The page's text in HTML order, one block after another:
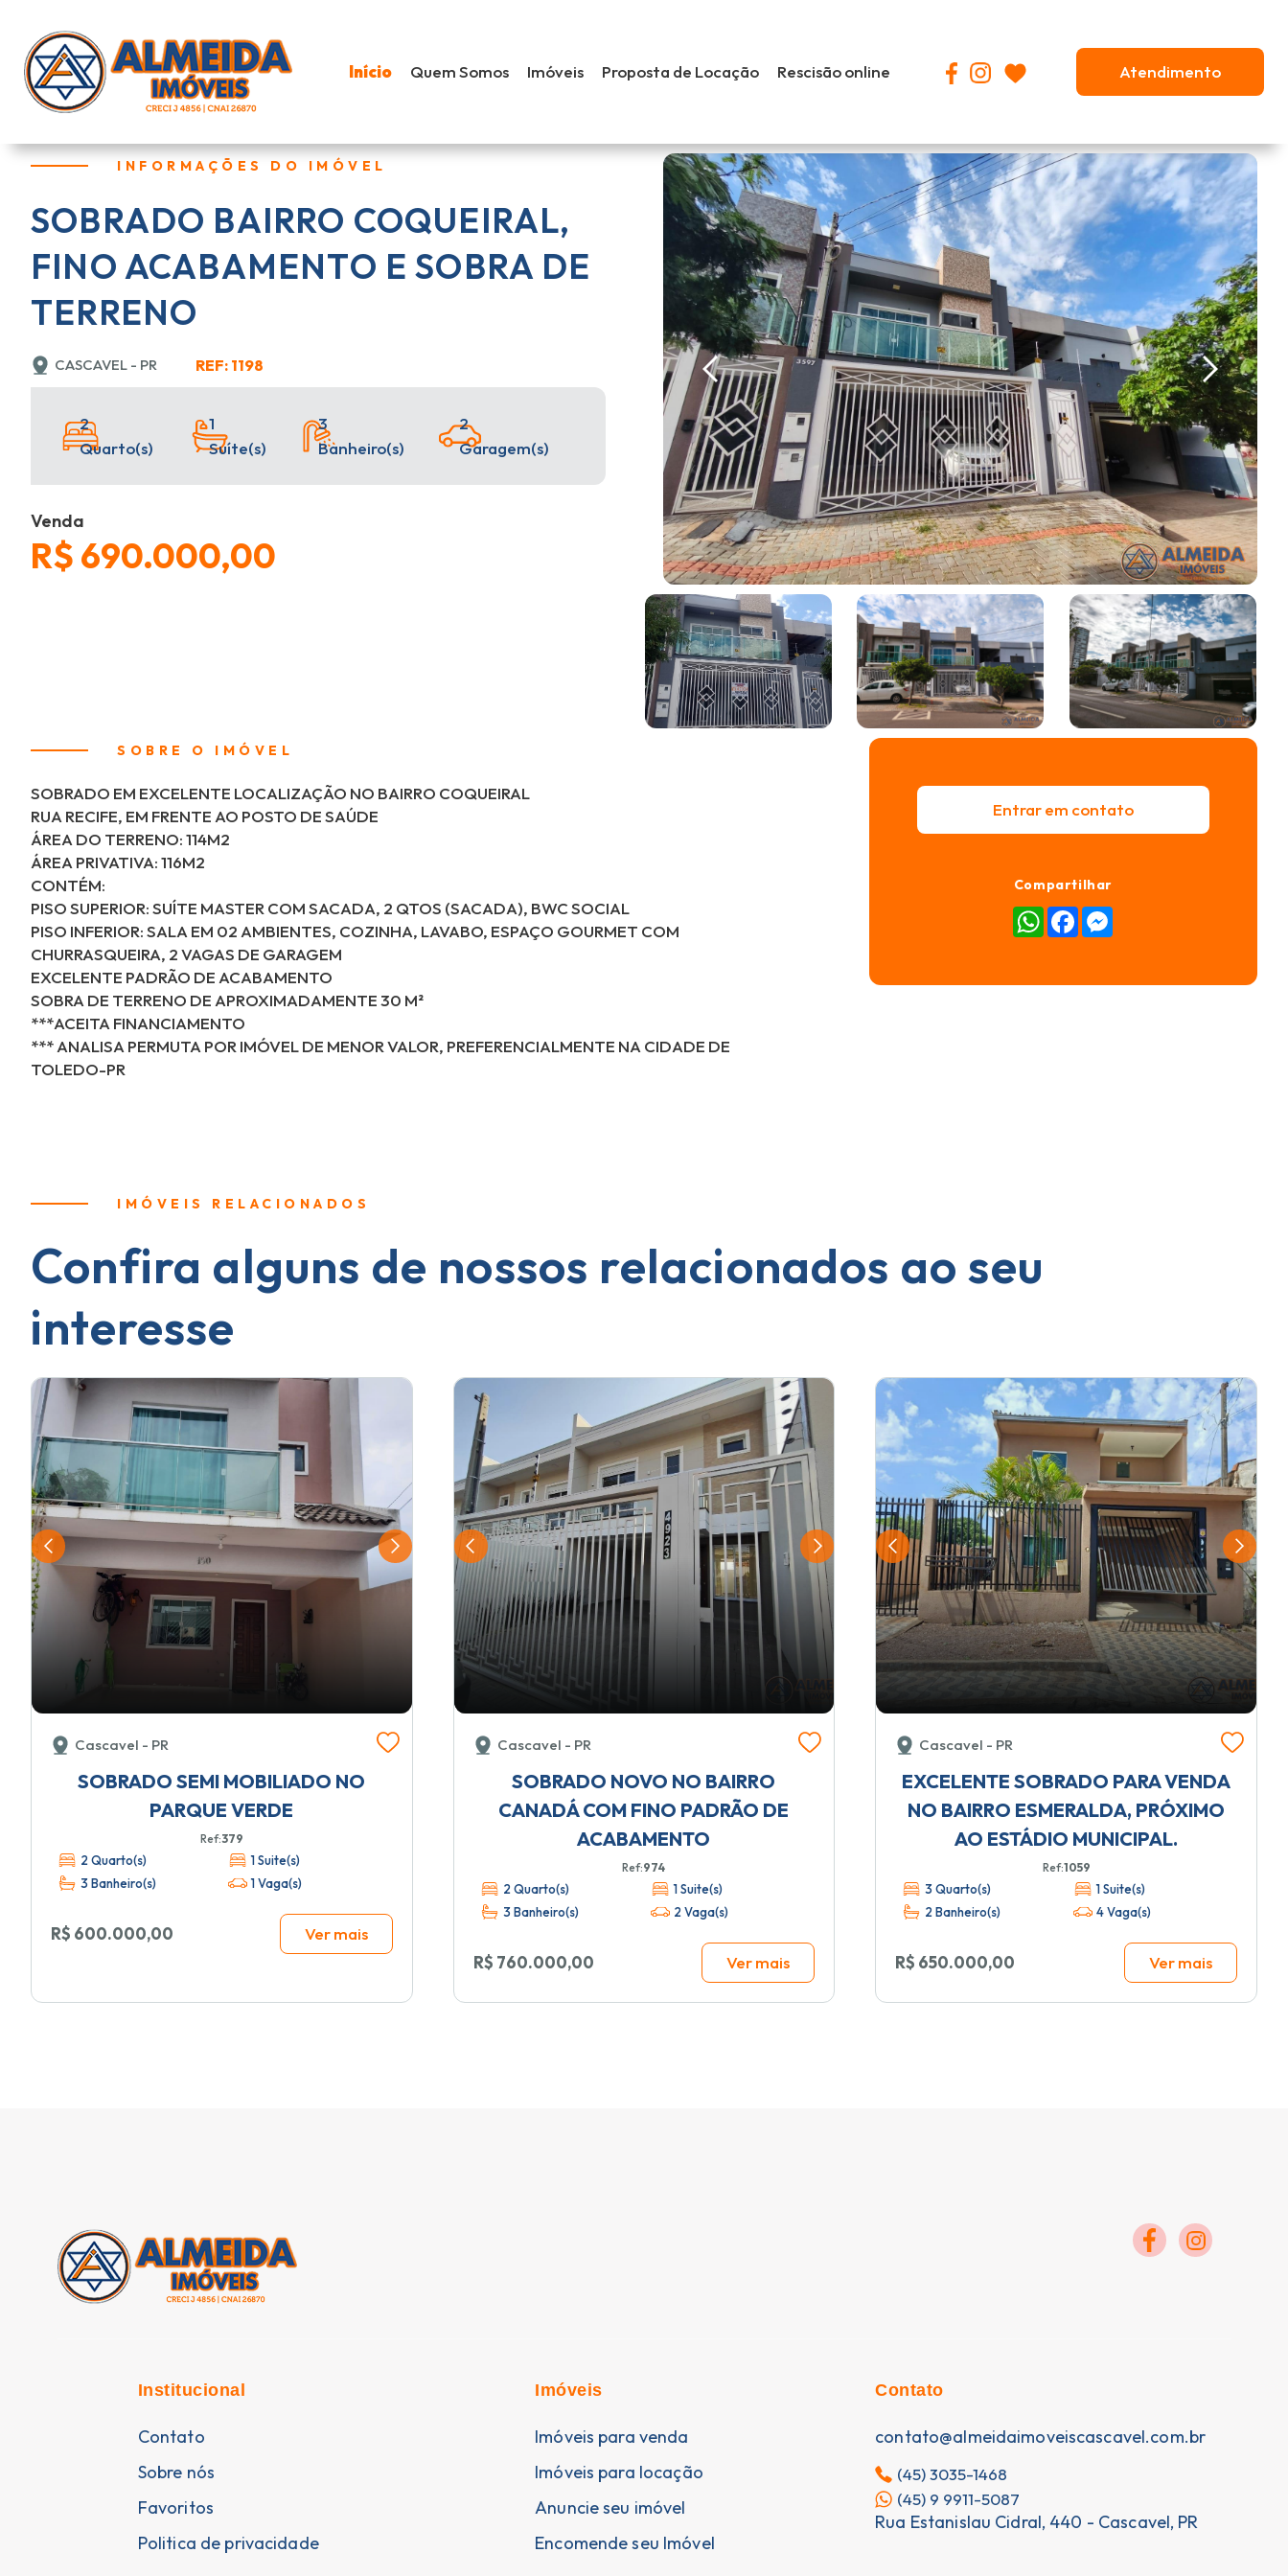
Início Quem Somos Imóveis Proposta de Locação Rescisão online Atendimento
INFORMAÇÕES DO IMÓVEL
SOBRADO BAIRRO COQUEIRAL,
FINO ACABAMENTO E SOBRA DE
TERRENO
CASCAVEL - PR REF: 1198
2
Quarto(s)
1
Suíte(s)
3
Banheiro(s)
2
Garagem(s)
Venda
R$ 690.000,00
SOBRE O IMÓVEL
SOBRADO EM EXCELENTE LOCALIZAÇÃO NO BAIRRO COQUEIRAL
RUA RECIFE, EM FRENTE AO POSTO DE SAÚDE
ÁREA DO TERRENO: 114M2
ÁREA PRIVATIVA: 116M2
CONTÉM:
PISO SUPERIOR: SUÍTE MASTER COM SACADA, 2 QTOS (SACADA), BWC SOCIAL
PISO INFERIOR: SALA EM 02 AMBIENTES, COZINHA, LAVABO, ESPAÇO GOURMET COM
CHURRASQUEIRA, 2 VAGAS DE GARAGEM
EXCELENTE PADRÃO DE ACABAMENTO
SOBRA DE TERRENO DE APROXIMADAMENTE 30 M²
***ACEITA FINANCIAMENTO
*** ANALISA PERMUTA POR IMÓVEL DE MENOR VALOR, PREFERENCIALMENTE NA CIDADE DE
TOLEDO-PR
Entrar em contato
Compartilhar
WhatsApp
Facebook
IMÓVEIS RELACIONADOS
Confira alguns de nossos relacionados ao seu
interesse
Cascavel - PR
SOBRADO SEMI MOBILIADO NO
PARQUE VERDE
Ref:379
2 Quarto(s)
1 Suite(s)
3 Banheiro(s)
1 Vaga(s)
R$ 600.000,00 Ver mais
Cascavel - PR
SOBRADO NOVO NO BAIRRO
CANADÁ COM FINO PADRÃO DE
ACABAMENTO
Ref:974
2 Quarto(s)
1 Suite(s)
3 Banheiro(s)
2 Vaga(s)
R$ 760.000,00 Ver mais
Cascavel - PR
EXCELENTE SOBRADO PARA VENDA
NO BAIRRO ESMERALDA, PRÓXIMO
AO ESTÁDIO MUNICIPAL.
Ref:1059
3 Quarto(s)
1 Suite(s)
2 Banheiro(s)
4 Vaga(s)
R$ 650.000,00 Ver mais
Institucional
Contato
Sobre nós
Favoritos
Politica de privacidade
Imóveis
Imóveis para venda
Imóveis para locação
Anuncie seu imóvel
Encomende seu Imóvel
Contato
contato@almeidaimoveiscascavel.com.br
(45) 3035-1468
(45) 9 9911-5087
Rua Estanislau Cidral, 440 - Cascavel, PR